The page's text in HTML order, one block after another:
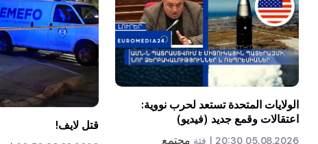
الولايات المتحدة تستعد لحرب نووية:
اعتقالات وقمع جديد (فيديو)
05.08.2026 20:30 | فئة مجتمع
قتل لايف!